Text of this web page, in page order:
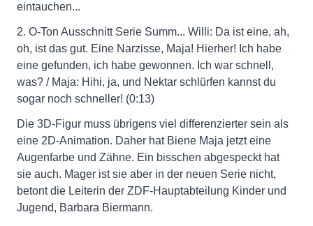
eintauchen...
2. O-Ton Ausschnitt Serie Summ... Willi: Da ist eine, ah,
oh, ist das gut. Eine Narzisse, Maja! Hierher! Ich habe
eine gefunden, ich habe gewonnen. Ich war schnell,
was? / Maja: Hihi, ja, und Nektar schlürfen kannst du
sogar noch schneller! (0:13)
Die 3D-Figur muss übrigens viel differenzierter sein als
eine 2D-Animation. Daher hat Biene Maja jetzt eine
Augenfarbe und Zähne. Ein bisschen abgespeckt hat
sie auch. Mager ist sie aber in der neuen Serie nicht,
betont die Leiterin der ZDF-Hauptabteilung Kinder und
Jugend, Barbara Biermann.